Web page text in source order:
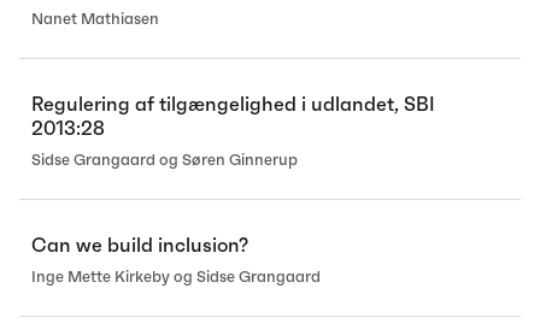
Nanet Mathiasen
Regulering af tilgængelighed i udlandet, SBI
2013:28
Sidse Grangaard og Søren Ginnerup
Can we build inclusion?
Inge Mette Kirkeby og Sidse Grangaard